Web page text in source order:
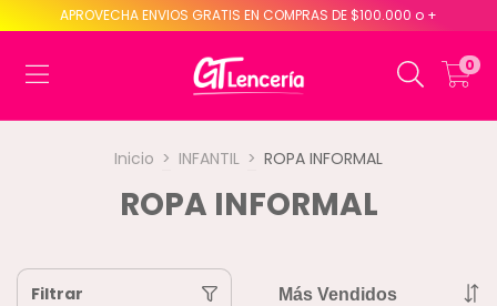
APROVECHA ENVIOS GRATIS EN COMPRAS DE $100.000 o +
0
Inicio > INFANTIL > ROPA INFORMAL
ROPA INFORMAL
Filtrar